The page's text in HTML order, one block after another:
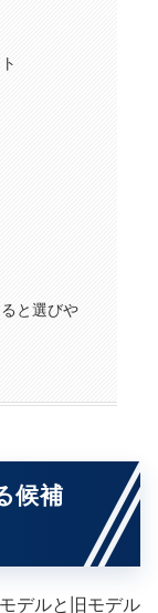
と選びや
候補
デルと旧モデル